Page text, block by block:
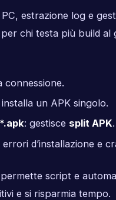
estrazione log e
chi testa più build al
connessione.
installa un APK singolo.
: gestisce split APK.
errori d’installazione e
script e
e si risparmia tempo.